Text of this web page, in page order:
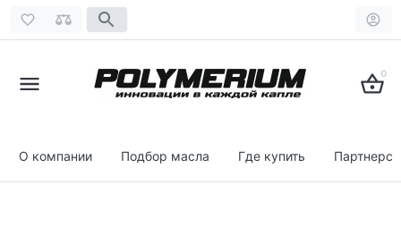
0
О компании Подбор масла Где купить